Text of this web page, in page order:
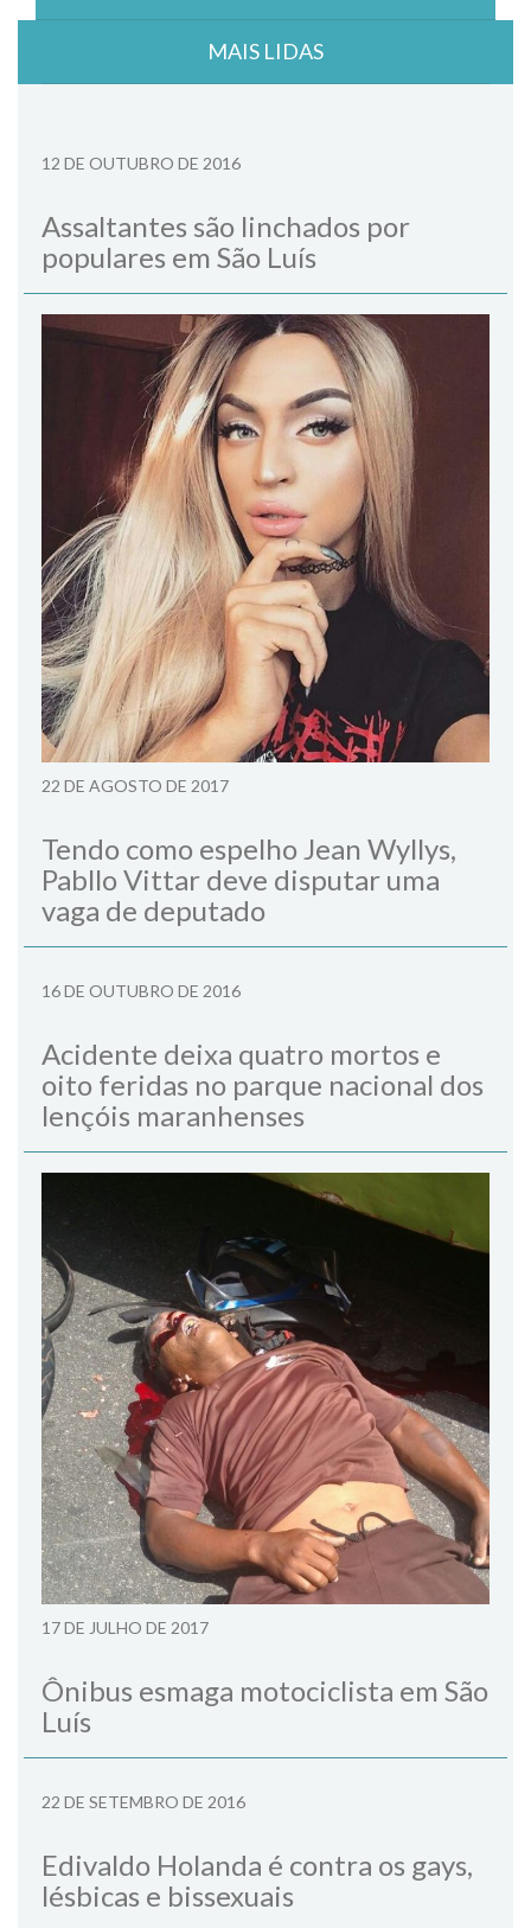
MAIS LIDAS
12 DE OUTUBRO DE 2016
Assaltantes são linchados por
populares em São Luís
22 DE AGOSTO DE 2017
Tendo como espelho Jean Wyllys,
Pabllo Vittar deve disputar uma
vaga de deputado
16 DE OUTUBRO DE 2016
Acidente deixa quatro mortos e
oito feridas no parque nacional dos
lençóis maranhenses
17 DE JULHO DE 2017
Ônibus esmaga motociclista em São
Luís
22 DE SETEMBRO DE 2016
Edivaldo Holanda é contra os gays,
lésbicas e bissexuais